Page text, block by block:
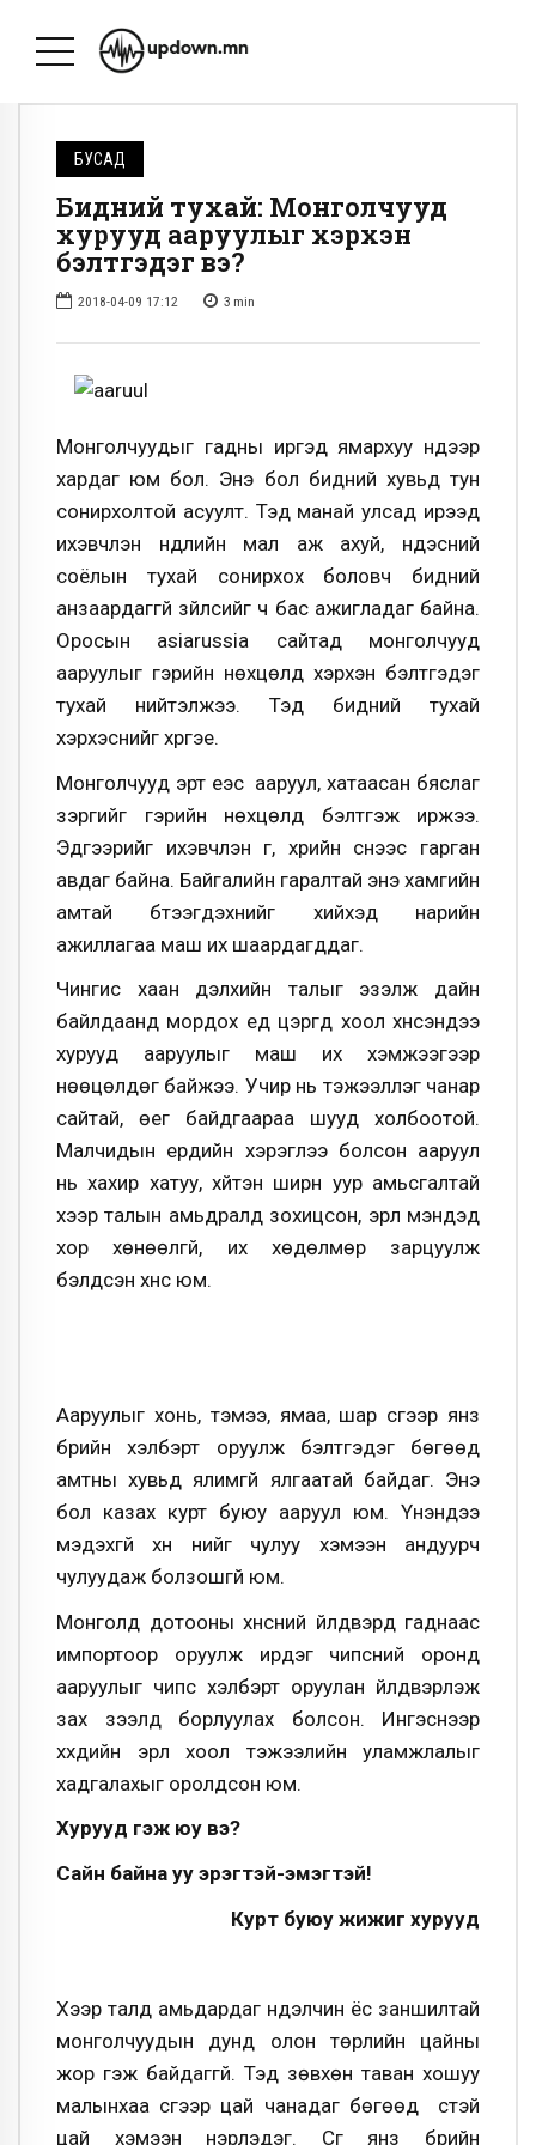
БУСАД
Бидний тухай: Монголчууд
хурууд ааруулыг хэрхэн
бэлтгэдэг вэ?
2018-04-09 17:12 3 min
Монголчуудыг гадны иргэд ямархуу нүдээр
хардаг юм бол. Энэ бол бидний хувьд тун
сонирхолтой асуулт. Тэд манай улсад ирээд
ихэвчлэн нүүдлийн мал аж ахуй, үндэсний
соёлын тухай сонирхох боловч бидний
анзаардаггүй зүйлсийг ч бас ажигладаг байна.
Оросын asiarussia сайтад монголчууд
ааруулыг гэрийн нөхцөлд хэрхэн бэлтгэдэг
тухай нийтэлжээ. Тэд бидний тухай
хэрхэснийг хүргэе.
Монголчууд эрт үеэс ааруул, хатаасан бяслаг
зэргийг гэрийн нөхцөлд бэлтгэж иржээ.
Эдгээрийг ихэвчлэн гүү, үхрийн сүүнээс гарган
авдаг байна. Байгалийн гаралтай энэ хамгийн
амтай бүтээгдэхүүнийг хийхэд нарийн
ажиллагаа маш их шаардагддаг.
Чингис хаан дэлхийн талыг эзэлж дайн
байлдаанд мордох үед цэргүүд хоол хүнсэндээ
хурууд ааруулыг маш их хэмжээгээр
нөөцөлдөг байжээ. Учир нь тэжээллэг чанар
сайтай, өег байдгаараа шууд холбоотой.
Малчидын ердийн хэрэглээ болсон ааруул
нь хахир хатуу, хүйтэн ширүүн уур амьсгалтай
хээр талын амьдралд зохицсон, эрүүл мэндэд
хор хөнөөлгүй, их хөдөлмөр зарцуулж
бэлдсэн хүнс юм.
Ааруулыг хонь, тэмээ, ямаа, шар сүүгээр янз
бүрийн хэлбэрт оруулж бэлтгэдэг бөгөөд
амтны хувьд ялимгүй ялгаатай байдаг. Энэ
бол казах курт буюу ааруул юм. Үнэндээ
мэдэхгүй хүн үүнийг чулуу хэмээн андуурч
чулуудаж болзошгүй юм.
Монголд дотооны хүнсний үйлдвэрүүд гаднаас
импортоор оруулж ирдэг чипсний оронд
ааруулыг чипс хэлбэрт оруулан үйлдвэрлэж
зах зээлд борлуулах болсон. Ингэснээр
хүүхдийн эрүүл хоол тэжээлийн уламжлалыг
хадгалахыг оролдсон юм.
Хурууд гэж юу вэ?
Сайн байна уу эрэгтэй-эмэгтэй!
Курт буюу жижиг хурууд
Хээр талд амьдардаг нүүдэлчин ёс заншилтай
монголчуудын дунд олон төрлийн цайны
жор гэж байдаггүй. Тэд зөвхөн таван хошуу
малынхаа сүүгээр цай чанадаг бөгөөд сүүтэй
цай хэмээн нэрлэдэг. Сүүг янз бүрийн